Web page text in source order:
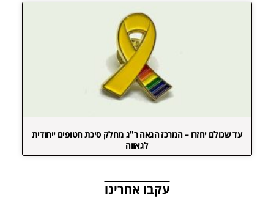
עד שכולם יחזרו – המרכז הגאה ר"ג מחלק סיכת חטופים ייחודית
לגאווה
עקבו אחרינו